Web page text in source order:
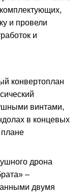
и провели
и
конвертоплан
винтами,
в концевых
плане
дрона
–
двумя